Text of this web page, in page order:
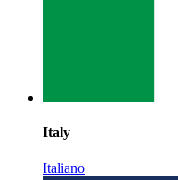
Italy
Italiano